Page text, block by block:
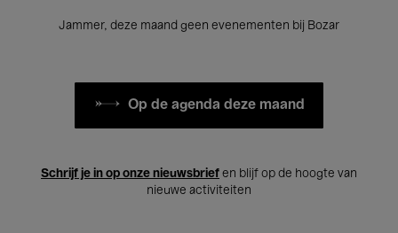
Jammer, deze maand geen evenementen bij Bozar
Op de agenda deze maand
Schrijf je in op onze nieuwsbrief en blijf op de hoogte van
nieuwe activiteiten